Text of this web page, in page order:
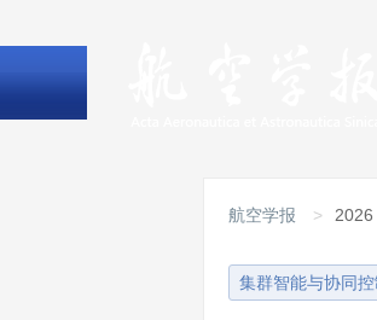
航空学报 > 2026
集群智能与协同控